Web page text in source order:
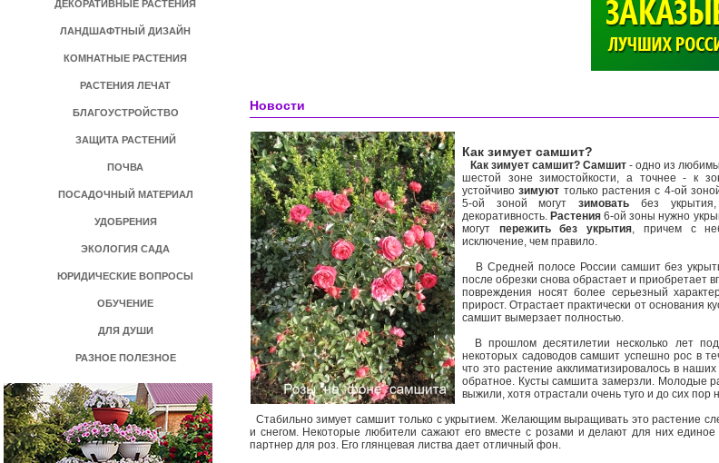
ДЕКОРАТИВНЫЕ РАСТЕНИЯ
ЛАНДШАФТНЫЙ ДИЗАЙН
КОМНАТНЫЕ РАСТЕНИЯ
РАСТЕНИЯ ЛЕЧАТ
БЛАГОУСТРОЙСТВО
ЗАЩИТА РАСТЕНИЙ
ПОЧВА
ПОСАДОЧНЫЙ МАТЕРИАЛ
УДОБРЕНИЯ
ЭКОЛОГИЯ САДА
ЮРИДИЧЕСКИЕ ВОПРОСЫ
ОБУЧЕНИЕ
ДЛЯ ДУШИ
РАЗНОЕ ПОЛЕЗНОЕ
Новости
Как зимует самшит?
Как зимует самшит? Самшит - одно из
шестой зоне зимостойкости, а точнее - к
устойчивозимуют только растения с 4-ой
5-ой зоной могутзимовать без
декоративность. Растения 6-ой зоны нужно
могут пережить без укрытия, причем с
исключение, чем правило.
В Средней полосе России самшит без
после обрезки снова обрастает и
повреждения носят более серьезный
прирост. Отрастает практически от основания
самшит вымерзает полностью.
В прошлом десятилетии несколько лет
некоторых садоводов самшит успешно рос в
что это растение акклиматизировалось в
обратное. Кусты самшита замерзли. Молодые
выжили, хотя отрастали очень туго и до сих пор
Стабильно зимует самшит только с укрытием. Желающим выращивать это растение
и снегом. Некоторые любители сажают его вместе с розами и делают для них
партнер для роз. Его глянцевая листва дает отличный фон.